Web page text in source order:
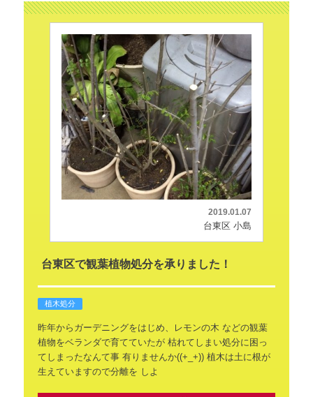
2019.01.07
台東区 小島
台東区で観葉植物処分を承りました！
植木処分
昨年からガーデニングをはじめ、レモンの木 などの観葉
植物をベランダで育てていたが枯れてしまい処分に困っ
てしまったなんて事有りませんか((+_+)) 植木は土に根が
生えていますので分離を しよ